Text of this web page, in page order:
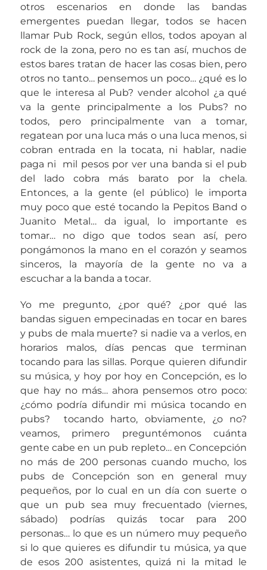
otros escenarios en donde las bandas
emergentes puedan llegar, todos se hacen
llamar Pub Rock, según ellos, todos apoyan al
rock de la zona, pero no es tan así, muchos de
estos bares tratan de hacer las cosas bien, pero
otros no tanto… pensemos un poco… ¿qué es lo
que le interesa al Pub? vender alcohol ¿a qué
va la gente principalmente a los Pubs? no
todos, pero principalmente van a tomar,
regatean por una luca más o una luca menos, si
cobran entrada en la tocata, ni hablar, nadie
paga ni mil pesos por ver una banda si el pub
del lado cobra más barato por la chela.
Entonces, a la gente (el público) le importa
muy poco que esté tocando la Pepitos Band o
Juanito Metal… da igual, lo importante es
tomar… no digo que todos sean así, pero
pongámonos la mano en el corazón y seamos
sinceros, la mayoría de la gente no va a
escuchar a la banda a tocar.
Yo me pregunto, ¿por qué? ¿por qué las
bandas siguen empecinadas en tocar en bares
y pubs de mala muerte? si nadie va a verlos, en
horarios malos, días pencas que terminan
tocando para las sillas. Porque quieren difundir
su música, y hoy por hoy en Concepción, es lo
que hay no más… ahora pensemos otro poco:
¿cómo podría difundir mi música tocando en
pubs? tocando harto, obviamente, ¿o no?
veamos, primero preguntémonos cuánta
gente cabe en un pub repleto… en Concepción
no más de 200 personas cuando mucho, los
pubs de Concepción son en general muy
pequeños, por lo cual en un día con suerte o
que un pub sea muy frecuentado (viernes,
sábado) podrías quizás tocar para 200
personas… lo que es un número muy pequeño
si lo que quieres es difundir tu música, ya que
de esos 200 asistentes, quizá ni la mitad le